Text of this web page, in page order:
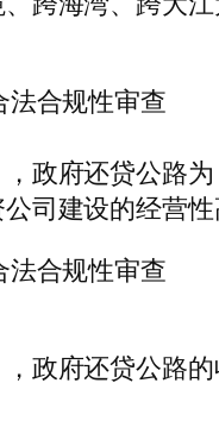
合规性审查
政府还贷公路
司建设的经营
合规性审查
政府还贷公路